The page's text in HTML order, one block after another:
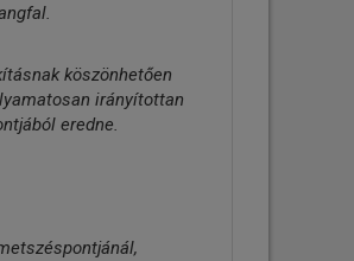
köszönhetően
irányítottan
eredne.